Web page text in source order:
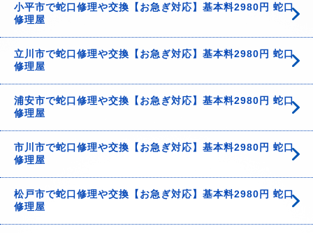
小平市で蛇口修理や交換【お急ぎ対応】基本料2980円 蛇口
修理屋
立川市で蛇口修理や交換【お急ぎ対応】基本料2980円 蛇口
修理屋
浦安市で蛇口修理や交換【お急ぎ対応】基本料2980円 蛇口
修理屋
市川市で蛇口修理や交換【お急ぎ対応】基本料2980円 蛇口
修理屋
松戸市で蛇口修理や交換【お急ぎ対応】基本料2980円 蛇口
修理屋